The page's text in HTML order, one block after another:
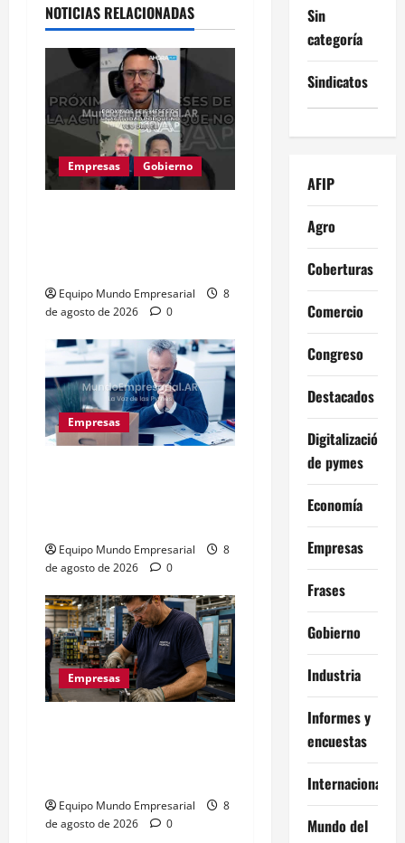
NOTICIAS RELACIONADAS
Empresas Gobierno
Equipo Mundo Empresarial
8
de agosto de 2026
0
Empresas
Equipo Mundo Empresarial
8
de agosto de 2026
0
Empresas
Equipo Mundo Empresarial
8
de agosto de 2026
0
Sin
categoría
Sindicatos
AFIP
Agro
Coberturas
Comercio
Congreso
Destacados
Digitalización
de pymes
Economía
Empresas
Frases
Gobierno
Industria
Informes y
encuestas
Internacional
Mundo del